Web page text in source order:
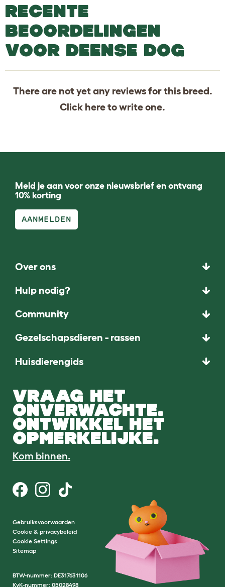
RECENTE
BEOORDELINGEN
VOOR DEENSE DOG
There are not yet any reviews for this breed.
Click hereto write one.
Meld je aan voor onze nieuwsbrief en ontvang
10% korting
AANMELDEN
Over ons
Hulp nodig?
Community
Gezelschapsdieren - rassen
Huisdierengids
VRAAG HET
ONVERWACHTE.
ONTWIKKEL HET
OPMERKELIJKE.
Kom binnen.
Gebruiksvoorwaarden
Cookie & privacybeleid
Cookie Settings
Sitemap
BTW-nummer: DE317631106
KvK-nummer: 05028498